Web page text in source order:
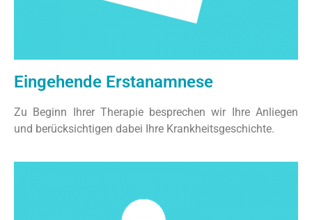
Eingehende Erstanamnese
Zu Beginn Ihrer Therapie besprechen wir Ihre Anliegen
und berücksichtigen dabei Ihre Krankheitsgeschichte.